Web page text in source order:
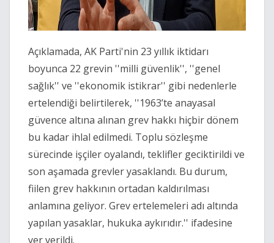
Açıklamada, AK Parti'nin 23 yıllık iktidarı
boyunca 22 grevin ''milli güvenlik'', ''genel
sağlık'' ve ''ekonomik istikrar'' gibi nedenlerle
ertelendiği belirtilerek, ''1963’te anayasal
güvence altına alınan grev hakkı hiçbir dönem
bu kadar ihlal edilmedi. Toplu sözleşme
sürecinde işçiler oyalandı, teklifler geciktirildi ve
son aşamada grevler yasaklandı. Bu durum,
fiilen grev hakkının ortadan kaldırılması
anlamına geliyor. Grev ertelemeleri adı altında
yapılan yasaklar, hukuka aykırıdır.'' ifadesine
yer verildi.